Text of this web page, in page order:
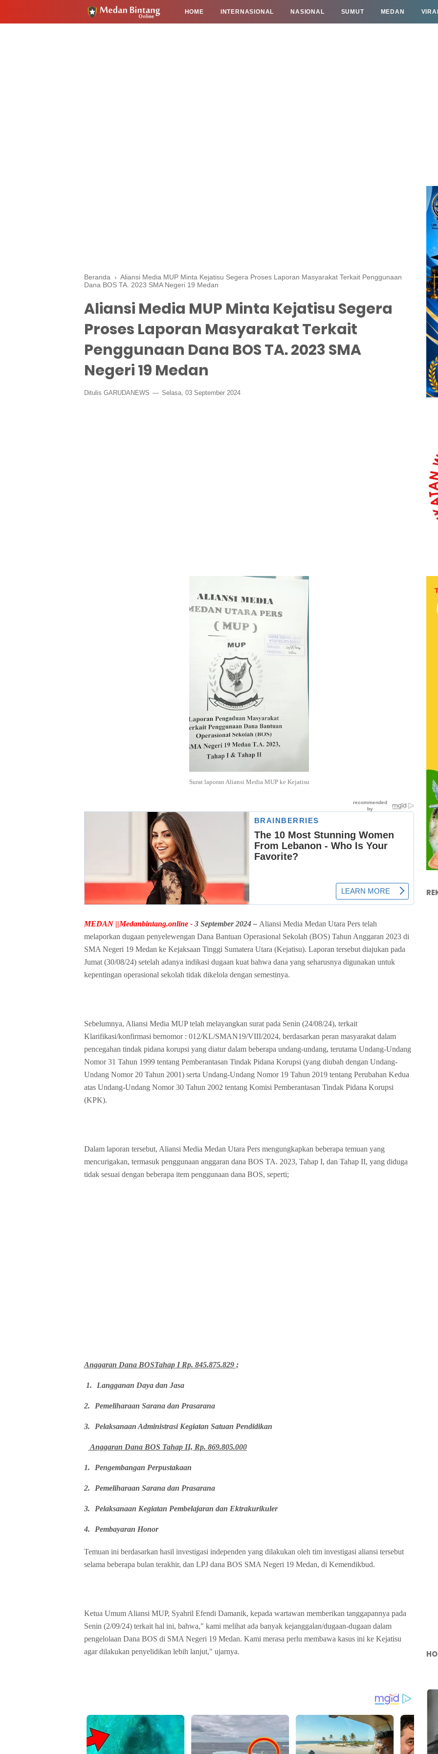
HOME INTERNASIONAL NASIONAL SUMUT MEDAN
Beranda › Aliansi Media MUP Minta Kejatisu Segera Proses Laporan Masyarakat Terkait Penggunaan
Dana BOS TA. 2023 SMA Negeri 19 Medan
Aliansi Media MUP Minta Kejatisu Segera
Proses Laporan Masyarakat Terkait
Penggunaan Dana BOS TA. 2023 SMA
Negeri 19 Medan
Ditulis GARUDANEWS Selasa, 03 September 2024
Surat laporan Aliansi Media MUP ke Kejatisu
MEDAN ||Medanbintang.online - 3 September 2024– Aliansi Media Medan Utara Pers telah
melaporkan dugaan penyelewengan Dana Bantuan Operasional Sekolah (BOS) Tahun Anggaran 2023 di
SMA Negeri 19 Medan ke Kejaksaan Tinggi Sumatera Utara (Kejatisu). Laporan tersebut diajukan pada
Jumat (30/08/24) setelah adanya indikasi dugaan kuat bahwa dana yang seharusnya digunakan untuk
kepentingan operasional sekolah tidak dikelola dengan semestinya.
Sebelumnya, Aliansi Media MUP telah melayangkan surat pada Senin (24/08/24), terkait
Klarifikasi/konfirmasi bernomor : 012/KL/SMAN19/VIII/2024, berdasarkan peran masyarakat dalam
pencegahan tindak pidana korupsi yang diatur dalam beberapa undang-undang, terutama Undang-Undang
Nomor 31 Tahun 1999 tentang Pemberantasan Tindak Pidana Korupsi (yang diubah dengan Undang-
Undang Nomor 20 Tahun 2001) serta Undang-Undang Nomor 19 Tahun 2019 tentang Perubahan Kedua
atas Undang-Undang Nomor 30 Tahun 2002 tentang Komisi Pemberantasan Tindak Pidana Korupsi
(KPK).
Dalam laporan tersebut, Aliansi Media Medan Utara Pers mengungkapkan beberapa temuan yang
mencurigakan, termasuk penggunaan anggaran dana BOS TA. 2023, Tahap I, dan Tahap II, yang diduga
tidak sesuai dengan beberapa item penggunaan dana BOS, seperti;
Anggaran Dana BOSTahap I Rp. 845.875.829 ;
1. Langganan Daya dan Jasa
2. Pemeliharaan Sarana dan Prasarana
3. Pelaksanaan Administrasi Kegiatan Satuan Pendidikan
Anggaran Dana BOS Tahap II, Rp. 869.805.000
1. Pengembangan Perpustakaan
2. Pemeliharaan Sarana dan Prasarana
3. Pelaksanaan Kegiatan Pembelajaran dan Ektrakurikuler
4. Pembayaran Honor
Temuan ini berdasarkan hasil investigasi independen yang dilakukan oleh tim investigasi aliansi tersebut
selama beberapa bulan terakhir, dan LPJ dana BOS SMA Negeri 19 Medan, di Kemendikbud.
Ketua Umum Aliansi MUP, Syahril Efendi Damanik, kepada wartawan memberikan tanggapannya pada
Senin (2/09/24) terkait hal ini, bahwa," kami melihat ada banyak kejanggalan/dugaan-dugaan dalam
pengelolaan Dana BOS di SMA Negeri 19 Medan. Kami merasa perlu membawa kasus ini ke Kejatisu
agar dilakukan penyelidikan lebih lanjut," ujarnya.